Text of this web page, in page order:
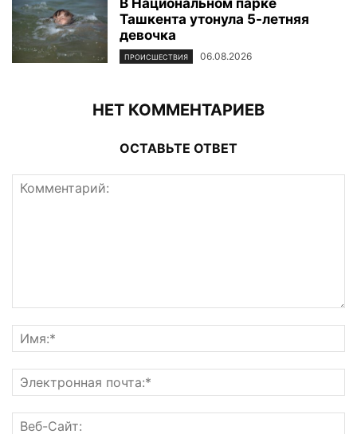
В Национальном парке
Ташкента утонула 5-летняя
девочка
ПРОИСШЕСТВИЯ 06.08.2026
НЕТ КОММЕНТАРИЕВ
ОСТАВЬТЕ ОТВЕТ